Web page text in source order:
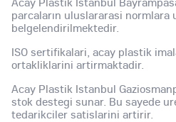
parcaların uluslararasi normlara
belgelendirilmektedir.
ISO sertifikalari, acay plastik
ortakliklarini artirmaktadir.
Acay Plastik Istanbul
stok destegi sunar. Bu sayede
tedarikciler satislarini artirir.